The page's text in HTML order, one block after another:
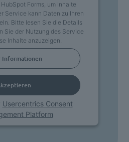
Forms, um Inhalte
Service kann Daten zu Ihren
Bitte lesen Sie die Details
Sie der Nutzung des Service
Inhalte anzuzeigen.
Informationen
Usercentrics Consent
Platform